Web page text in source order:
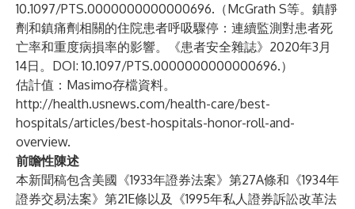
10.1097/PTS.0000000000000696.（McGrath S等。鎮靜
劑和鎮痛劑相關的住院患者呼吸驟停：連續監測對患者死
亡率和重度病損率的影響。《患者安全雜誌》2020年3月
14日。DOI: 10.1097/PTS.0000000000000696.）
估計值：Masimo存檔資料。
http://health.usnews.com/health-care/best-
hospitals/articles/best-hospitals-honor-roll-and-
overview.
前瞻性陳述
本新聞稿包含美國《1933年證券法案》第27A條和《1934年
證券交易法案》第21E條以及《1995年私人證券訴訟改革法